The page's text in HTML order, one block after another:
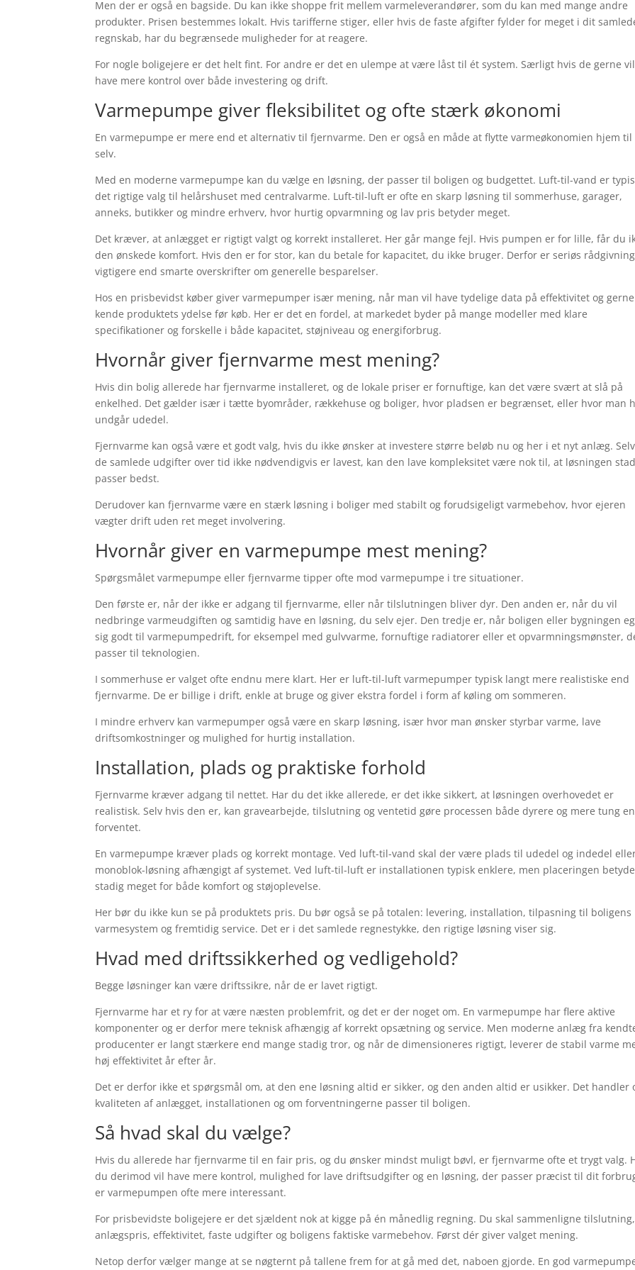
Men der er også en bagside. Du kan ikke shoppe frit mellem varmeleverandører, som du kan med mange andre
produkter. Prisen bestemmes lokalt. Hvis tarifferne stiger, eller hvis de faste afgifter fylder for meget i dit
regnskab, har du begrænsede muligheder for at reagere.
For nogle boligejere er det helt fint. For andre er det en ulempe at være låst til ét system. Særligt hvis de gerne vil
have mere kontrol over både investering og drift.
Varmepumpe giver fleksibilitet og ofte stærk økonomi
En varmepumpe er mere end et alternativ til fjernvarme. Den er også en måde at flytte varmeøkonomien hjem til
selv.
Med en moderne varmepumpe kan du vælge en løsning, der passer til boligen og budgettet. Luft-til-vand er
det rigtige valg til helårshuset med centralvarme. Luft-til-luft er ofte en skarp løsning til sommerhuse, garager,
anneks, butikker og mindre erhverv, hvor hurtig opvarmning og lav pris betyder meget.
Det kræver, at anlægget er rigtigt valgt og korrekt installeret. Her går mange fejl. Hvis pumpen er for lille, får du
den ønskede komfort. Hvis den er for stor, kan du betale for kapacitet, du ikke bruger. Derfor er seriøs rådgivning
vigtigere end smarte overskrifter om generelle besparelser.
Hos en prisbevidst køber giver varmepumper især mening, når man vil have tydelige data på effektivitet og
kende produktets ydelse før køb. Her er det en fordel, at markedet byder på mange modeller med klare
specifikationer og forskelle i både kapacitet, støjniveau og energiforbrug.
Hvornår giver fjernvarme mest mening?
Hvis din bolig allerede har fjernvarme installeret, og de lokale priser er fornuftige, kan det være svært at slå på
enkelhed. Det gælder især i tætte byområder, rækkehuse og boliger, hvor pladsen er begrænset, eller hvor man
undgår udedel.
Fjernvarme kan også være et godt valg, hvis du ikke ønsker at investere større beløb nu og her i et nyt anlæg.
de samlede udgifter over tid ikke nødvendigvis er lavest, kan den lave kompleksitet være nok til, at løsningen
passer bedst.
Derudover kan fjernvarme være en stærk løsning i boliger med stabilt og forudsigeligt varmebehov, hvor ejeren
vægter drift uden ret meget involvering.
Hvornår giver en varmepumpe mest mening?
Spørgsmålet varmepumpe eller fjernvarme tipper ofte mod varmepumpe i tre situationer.
Den første er, når der ikke er adgang til fjernvarme, eller når tilslutningen bliver dyr. Den anden er, når du vil
nedbringe varmeudgiften og samtidig have en løsning, du selv ejer. Den tredje er, når boligen eller bygningen
sig godt til varmepumpedrift, for eksempel med gulvvarme, fornuftige radiatorer eller et opvarmningsmønster,
passer til teknologien.
I sommerhuse er valget ofte endnu mere klart. Her er luft-til-luft varmepumper typisk langt mere realistiske end
fjernvarme. De er billige i drift, enkle at bruge og giver ekstra fordel i form af køling om sommeren.
I mindre erhverv kan varmepumper også være en skarp løsning, især hvor man ønsker styrbar varme, lave
driftsomkostninger og mulighed for hurtig installation.
Installation, plads og praktiske forhold
Fjernvarme kræver adgang til nettet. Har du det ikke allerede, er det ikke sikkert, at løsningen overhovedet er
realistisk. Selv hvis den er, kan gravearbejde, tilslutning og ventetid gøre processen både dyrere og mere tung
forventet.
En varmepumpe kræver plads og korrekt montage. Ved luft-til-vand skal der være plads til udedel og indedel
monoblok-løsning afhængigt af systemet. Ved luft-til-luft er installationen typisk enklere, men placeringen
stadig meget for både komfort og støjoplevelse.
Her bør du ikke kun se på produktets pris. Du bør også se på totalen: levering, installation, tilpasning til boligens
varmesystem og fremtidig service. Det er i det samlede regnestykke, den rigtige løsning viser sig.
Hvad med driftssikkerhed og vedligehold?
Begge løsninger kan være driftssikre, når de er lavet rigtigt.
Fjernvarme har et ry for at være næsten problemfrit, og det er der noget om. En varmepumpe har flere aktive
komponenter og er derfor mere teknisk afhængig af korrekt opsætning og service. Men moderne anlæg fra
producenter er langt stærkere end mange stadig tror, og når de dimensioneres rigtigt, leverer de stabil varme
høj effektivitet år efter år.
Det er derfor ikke et spørgsmål om, at den ene løsning altid er sikker, og den anden altid er usikker. Det handler
kvaliteten af anlægget, installationen og om forventningerne passer til boligen.
Så hvad skal du vælge?
Hvis du allerede har fjernvarme til en fair pris, og du ønsker mindst muligt bøvl, er fjernvarme ofte et trygt valg.
du derimod vil have mere kontrol, mulighed for lave driftsudgifter og en løsning, der passer præcist til dit
er varmepumpen ofte mere interessant.
For prisbevidste boligejere er det sjældent nok at kigge på én månedlig regning. Du skal sammenligne tilslutning,
anlægspris, effektivitet, faste udgifter og boligens faktiske varmebehov. Først dér giver valget mening.
Netop derfor vælger mange at se nøgternt på tallene frem for at gå med det, naboen gjorde. En god